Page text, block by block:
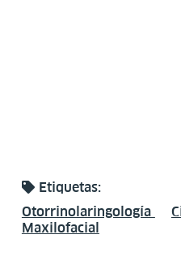
Etiquetas:
Otorrinolaringología
Maxilofacial